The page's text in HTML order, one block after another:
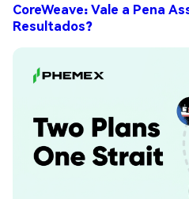
CoreWeave: Vale a Pena
Resultados?